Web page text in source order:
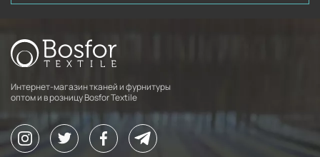
Интернет-магазин тканей и фурнитуры
оптом и в розницу Bosfor Textile